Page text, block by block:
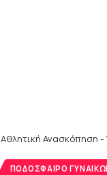
Αθλητική Ανασκόπηση -
ΠΟΔΌΣΦΑΙΡΟ